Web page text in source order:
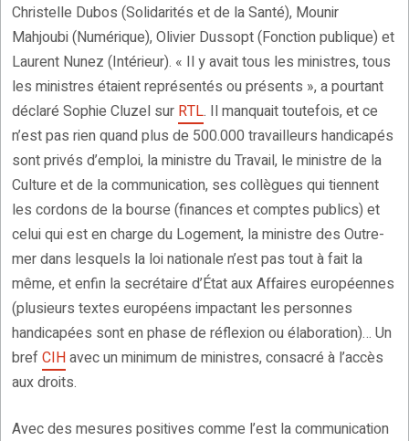
Christelle Dubos (Solidarités et de la Santé), Mounir
Mahjoubi (Numérique), Olivier Dussopt (Fonction publique) et
Laurent Nunez (Intérieur). « Il y avait tous les ministres, tous
les ministres étaient représentés ou présents », a pourtant
déclaré Sophie Cluzel sur RTL. Il manquait toutefois, et ce
n’est pas rien quand plus de 500.000 travailleurs handicapés
sont privés d’emploi, la ministre du Travail, le ministre de la
Culture et de la communication, ses collègues qui tiennent
les cordons de la bourse (finances et comptes publics) et
celui qui est en charge du Logement, la ministre des Outre-
mer dans lesquels la loi nationale n’est pas tout à fait la
même, et enfin la secrétaire d’État aux Affaires européennes
(plusieurs textes européens impactant les personnes
handicapées sont en phase de réflexion ou élaboration)… Un
brefCIHavec un minimum de ministres, consacré à l’accès
aux droits.
Avec des mesures positives comme l’est la communication